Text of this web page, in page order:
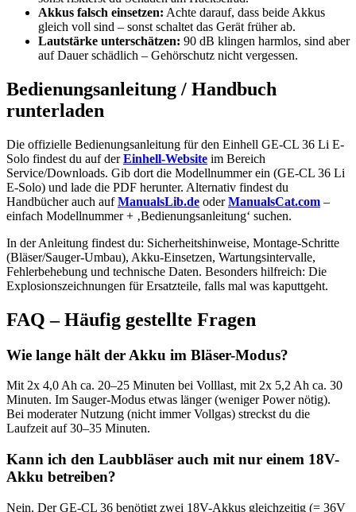
Akkus falsch einsetzen: Achte darauf, dass beide Akkus
gleich voll sind – sonst schaltet das Gerät früher ab.
Lautstärke unterschätzen: 90 dB klingen harmlos, sind aber
auf Dauer schädlich – Gehörschutz nicht vergessen.
Bedienungsanleitung / Handbuch
runterladen
Die offizielle Bedienungsanleitung für den Einhell GE-CL 36 Li E-
Solo findest du auf derEinhell-Website im Bereich
Service/Downloads. Gib dort die Modellnummer ein (GE-CL 36 Li
E-Solo) und lade die PDF herunter. Alternativ findest du
Handbücher auch aufManualsLib.de oderManualsCat.com –
einfach Modellnummer + ‚Bedienungsanleitung‘ suchen.
In der Anleitung findest du: Sicherheitshinweise, Montage-Schritte
(Bläser/Sauger-Umbau), Akku-Einsetzen, Wartungsintervalle,
Fehlerbehebung und technische Daten. Besonders hilfreich: Die
Explosionszeichnungen für Ersatzteile, falls mal was kaputtgeht.
FAQ – Häufig gestellte Fragen
Wie lange hält der Akku im Bläser-Modus?
Mit 2x 4,0 Ah ca. 20–25 Minuten bei Volllast, mit 2x 5,2 Ah ca. 30
Minuten. Im Sauger-Modus etwas länger (weniger Power nötig).
Bei moderater Nutzung (nicht immer Vollgas) streckst du die
Laufzeit auf 30–35 Minuten.
Kann ich den Laubbläser auch mit nur einem 18V-
Akku betreiben?
Nein. Der GE-CL 36 benötigt zwei 18V-Akkus gleichzeitig (= 36V